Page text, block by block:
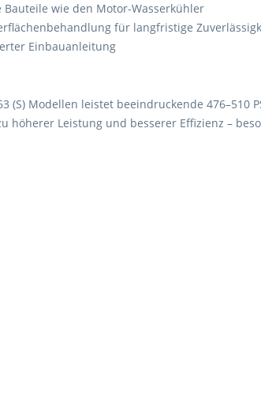
wie den Motor-Wasserkühler
für langfristige
Einbauanleitung
(S) Modellen leistet beeindruckende 476–510
Leistung und besserer Effizienz –